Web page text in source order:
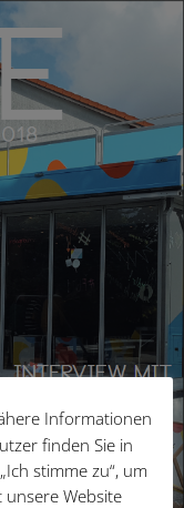
Informationen
finden Sie in
stimme zu“, um
Website